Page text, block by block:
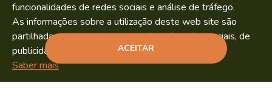
ADICIONAR
Copyright © 2022. ByBild.pt
ACEITAR
funcionalidades de redes sociais e análise de tráfego.
As informações sobre a utilização deste web site são
partilhadas com os nossos parceiros de redes sociais, de
publicidade e análise.
Saber mais